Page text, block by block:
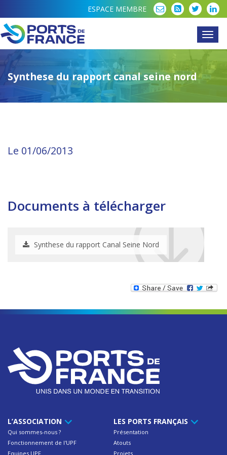
ESPACE MEMBRE
Synthese du rapport canal seine nord
Le 01/06/2013
Documents à télécharger
Synthese du rapport Canal Seine Nord
L’ASSOCIATION
Qui sommes-nous ?
Fonctionnement de l'UPF
Equipes UPF
LES PORTS FRANÇAIS
Présentation
Atouts
Projets